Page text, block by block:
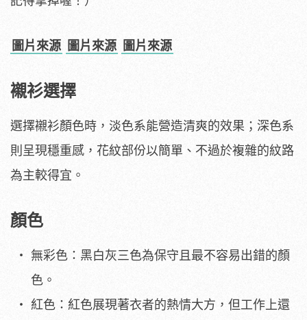
圖片來源 圖片來源 圖片來源
襯衫選擇
選擇襯衫顏色時，淡色系能營造清爽的效果；深色系
則呈現穩重感，花紋部份以簡單、不過於複雜的紋路
為主較得宜。
顏色
無彩色：黑白灰三色為保守且最不容易出錯的顏
色。
紅色：紅色展現著衣者的熱情大方，但工作上還